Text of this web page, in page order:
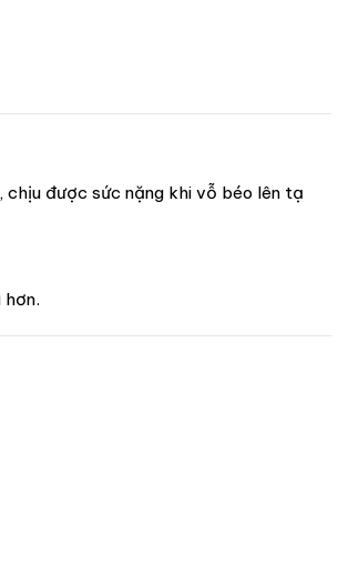
chịu được sức nặng khi vỗ béo lên tạ